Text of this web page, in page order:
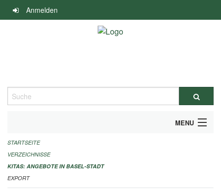
Navigation
überspringen
Anmelden
Suche
MENU
ALLGEMEINE INFORMATIONEN
IMPRESSUM
STARTSEITE
VERZEICHNISSE
KITAS: ANGEBOTE IN BASEL-STADT
EXPORT